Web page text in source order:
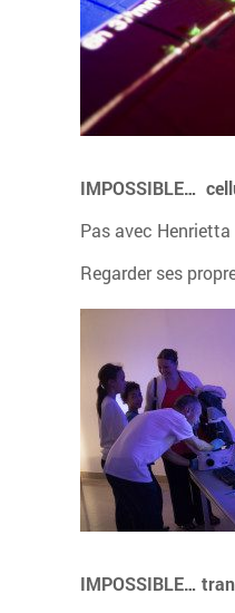
IMPOSSIBLE…
Pas avec
Regarder ses
IMPOSSIBLE…